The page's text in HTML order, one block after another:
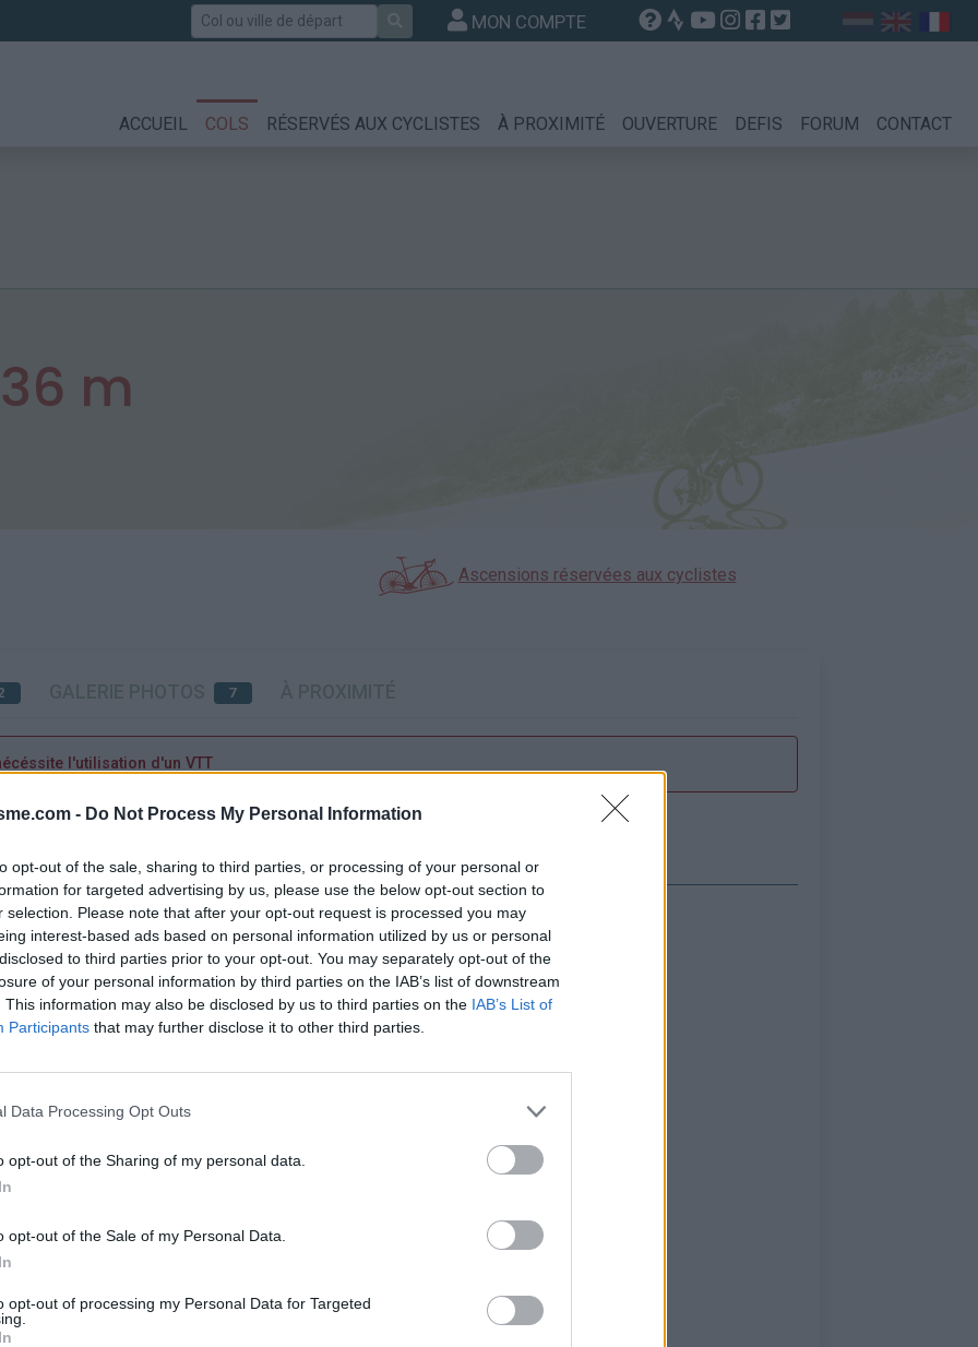
- Do Not Process My Personal Information
opt-out of the sale, sharing to third parties, or processing of your personal or
for targeted advertising by us, please use the below opt-out section to
selection. Please note that after your opt-out request is processed you may
interest-based ads based on personal information utilized by us or personal
to third parties prior to your opt-out. You may separately opt-out of the
of your personal information by third parties on the IAB’s list of downstream
This information may also be disclosed by us to third parties on the IAB’s List of
Participants that may further disclose it to other third parties.
Data Processing Opt Outs
opt-out of the Sharing of my personal data.
opt-out of the Sale of my Personal Data.
opt-out of processing my Personal Data for Targeted
Rechercher MON COMPTE
ACCUEIL COLS RÉSERVÉS AUX CYCLISTES À PROXIMITÉ OUVERTURE DEFIS FORUM CONTACT
m
Ascensions réservées aux cyclistes
7
l'utilisation d'un VTT
nécéssite
Carte
Afficher la carte